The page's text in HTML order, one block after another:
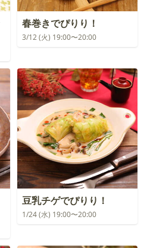
春巻きでぴりり！
3/12 (火) 19:00〜20:00
豆乳チゲでぴりり！
1/24 (水) 19:00〜20:00